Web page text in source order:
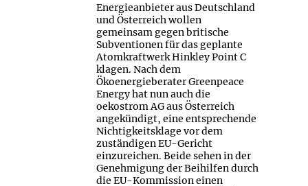
Energieanbieter aus Deutschland
und Österreich wollen
gemeinsam gegen britische
Subventionen für das geplante
Atomkraftwerk Hinkley Point C
klagen. Nach dem
Ökoenergieberater Greenpeace
Energy hat nun auch die
oekostrom AG aus Österreich
angekündigt, eine entsprechende
Nichtigkeitsklage vor dem
zuständigen EU-Gericht
einzureichen. Beide sehen in der
Genehmigung der Beihilfen durch
die EU-Kommission einen